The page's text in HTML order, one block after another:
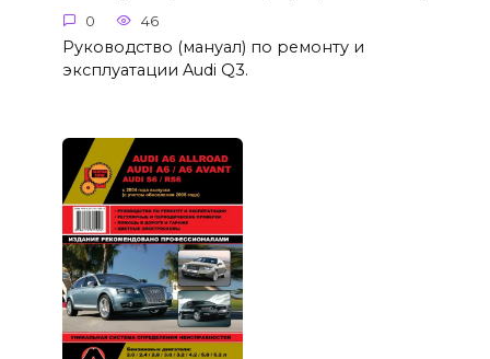
0 46
Руководство (мануал) по ремонту и
эксплуатации Audi Q3.